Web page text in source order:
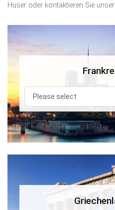
Huser oder kontaktieren Sie